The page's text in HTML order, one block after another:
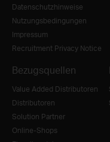
Datenschutzhinweise
Nutzungsbedingungen
Impressum
Recruitment Privacy Notice
Bezugsquellen
Value Added Distributoren
Distributoren
Solution Partner
Online-Shops